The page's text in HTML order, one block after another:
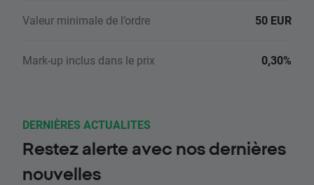
Valeur minimale de l’ordre 50 EUR
Mark-up inclus dans le prix 0,30%
DERNIÈRES ACTUALITES
Restez alerte avec nos dernières
nouvelles